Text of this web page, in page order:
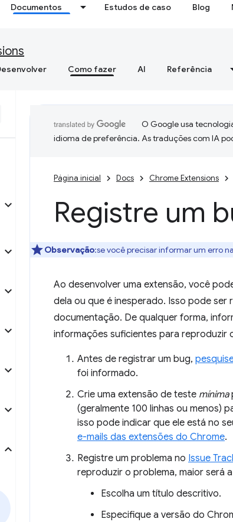
Documentos Estudos de caso Blog
Como fazer AI Referência
O Google usa
idioma de preferência. As traduções com IA
Página inicial Docs Chrome Extensions
Registre um
Observação:se você precisar informar um erro
Ao desenvolver uma extensão, você
dela ou que é inesperado. Isso pode
documentação. De qualquer forma,
informações suficientes para reproduzir
Antes de registrar um bug,
foi informado.
Crie uma extensão de teste mínima
(geralmente 100 linhas ou menos)
isso pode indicar que ele está no
e-mails das extensões do Chrome.
Registre um problema no Issue
reproduzir o problema, maior será
Escolha um título descritivo.
Especifique a versão do